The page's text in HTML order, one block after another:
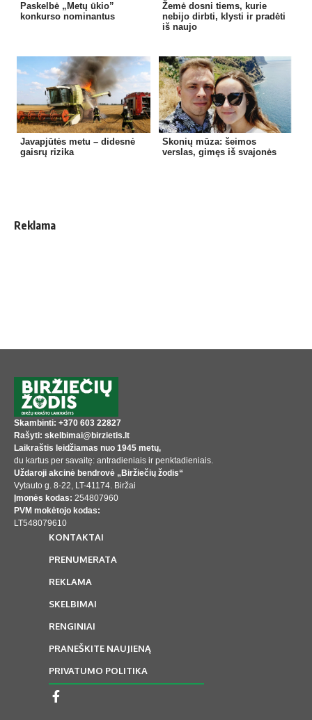
Paskelbė „Metų ūkio”
konkurso nominantus
Žemė dosni tiems, kurie
nebijo dirbti, klysti ir pradėti
iš naujo
Javapjūtės metu – didesnė
gaisrų rizika
Skonių mūza: šeimos
verslas, gimęs iš svajonės
Reklama
Skambinti: +370 603 22827
Rašyti: skelbimai@birzietis.lt
Laikraštis leidžiamas nuo 1945 metų,
du kartus per savaitę: antradieniais ir penktadieniais.
Uždaroji akcinė bendrovė „Biržiečių žodis“
Vytauto g. 8-22, LT-41174. Biržai
Įmonės kodas: 254807960
PVM mokėtojo kodas:
LT548079610
KONTAKTAI
PRENUMERATA
REKLAMA
SKELBIMAI
RENGINIAI
PRANEŠKITE NAUJIENĄ
PRIVATUMO POLITIKA